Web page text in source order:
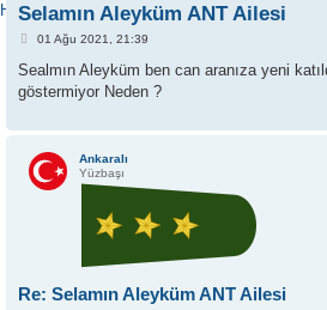
Hoşgeldiniz
Selamın Aleyküm ANT Ailesi
M
s
j
01 Ağu 2021, 21:39
Sealmın Aleyküm ben can aranıza yeni
göstermiyor Neden ?
Ankaralı
Yüzbaşı
Re: Selamın Aleyküm ANT Ailesi